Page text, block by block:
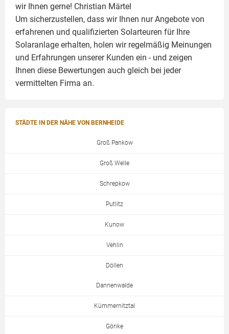
wir Ihnen gerne! Christian Märtel
Um sicherzustellen, dass wir Ihnen nur Angebote von
erfahrenen und qualifizierten Solarteuren für Ihre
Solaranlage erhalten, holen wir regelmäßig Meinungen
und Erfahrungen unserer Kunden ein - und zeigen
Ihnen diese Bewertungen auch gleich bei jeder
vermittelten Firma an.
STÄDTE IN DER NÄHE VON BERNHEIDE
Groß Pankow
Groß Welle
Schrepkow
Putlitz
Kunow
Vehlin
Döllen
Dannenwalde
Kümmernitztal
Görike